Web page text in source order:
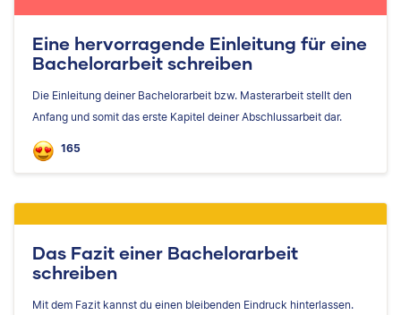
Eine hervorragende Einleitung für eine
Bachelorarbeit schreiben
Die Einleitung deiner Bachelorarbeit bzw. Masterarbeit stellt den
Anfang und somit das erste Kapitel deiner Abschlussarbeit dar.
165
Das Fazit einer Bachelorarbeit
schreiben
Mit dem Fazit kannst du einen bleibenden Eindruck hinterlassen.